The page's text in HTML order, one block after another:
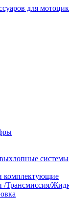
системы
комплектующие
/Трансмиссия/